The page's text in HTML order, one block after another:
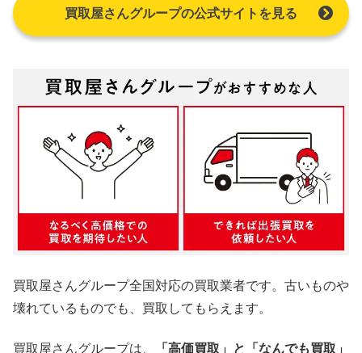
買取屋さんグループの公式サイトを見る
買取屋さんグループ全国対応の買取業者です。古いものや
壊れているものでも、買取してもらえます。
買取屋さんグループは、
「高価買取」と「なんでも買取」